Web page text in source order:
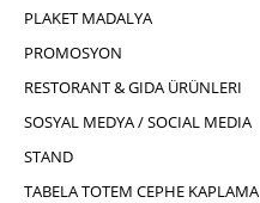
PLAKET MADALYA
PROMOSYON
RESTORANT & GIDA ÜRÜNLERI
SOSYAL MEDYA / SOCIAL MEDIA
STAND
TABELA TOTEM CEPHE KAPLAMA